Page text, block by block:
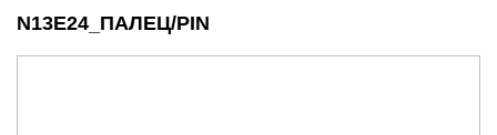
N13E24_ПАЛЕЦ/PIN